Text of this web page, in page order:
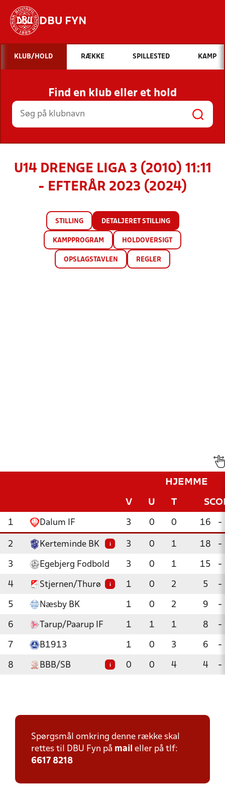
DBU FYN
Hvad vil du søge efter?
INDHOLD OG NYHEDER
STILLINGER, RESULTATER, KLUBBER OG
HOLD
KLUB/HOLD RÆKKE SPILLESTED KAMP
Find en klub eller et hold
U14 DRENGE LIGA 3 (2010) 11:11
- EFTERÅR 2023 (2024)
STILLING DETALJERET STILLING
KAMPPROGRAM HOLDOVERSIGT
OPSLAGSTAVLEN REGLER
HJEMME
V U T
1 Dalum IF 3 0 0 16 -
2 Kerteminde BK i 3 0 1 18 -
3 Egebjerg Fodbold 3 0 1 15 -
4 Stjernen/Thurø i 1 0 2 5 -
5 Næsby BK 1 0 2 9 -
6 Tarup/Paarup IF 1 1 1 8 -
7 B1913 1 0 3 6 -
8 BBB/SB i 0 0 4 4 -
Spørgsmål omkring denne række skal
rettes til DBU Fyn på mail eller på tlf:
6617 8218